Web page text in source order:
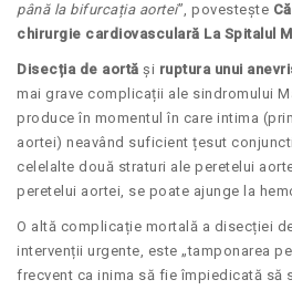
până la bifurcația aortei”, povestește
chirurgie cardiovasculară La Spitalul
Disecția de aortă și ruptura unui
mai grave complicații ale sindromului
produce în momentul în care intima
aortei) neavând suficient țesut
celelalte două straturi ale peretelui
peretelui aortei, se poate ajunge la
O altă complicație mortală a disecției
intervenții urgente, este „tamponarea
frecvent ca inima să fie împiedicată să